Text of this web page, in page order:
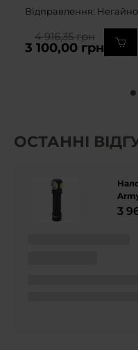
PCB - 1020 люменів
Відправлення: Негайно
3 100,00 грн
4 916,35 грн
ОСТАННІ
-
3